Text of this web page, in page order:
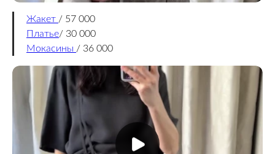
Жакет / 57 000
Платье/ 30 000
Мокасины / 36 000